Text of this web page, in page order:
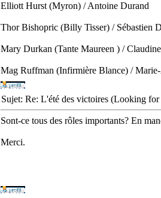
Elliott Hurst (Myron) / Antoine Durand
Thor Bishopric (Billy Tisser) / Sébastien
Mary Durkan (Tante Maureen ) /
Mag Ruffman (Infirmière Blance) /
Sujet: Re: L'été des victoires (Looking
Sont-ce tous des rôles importants? En
Merci.